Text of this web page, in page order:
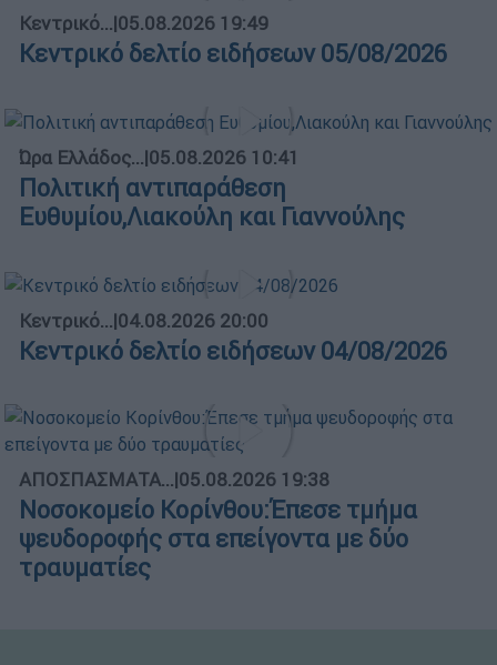
Κεντρικό...|05.08.2026 19:49
Κεντρικό δελτίο ειδήσεων 05/08/2026
Ώρα Ελλάδος...|05.08.2026 10:41
Πολιτική αντιπαράθεση
Ευθυμίου,Λιακούλη και Γιαννούλης
Κεντρικό...|04.08.2026 20:00
Κεντρικό δελτίο ειδήσεων 04/08/2026
ΑΠΟΣΠΑΣΜΑΤΑ...|05.08.2026 19:38
Νοσοκομείο Κορίνθου:Έπεσε τμήμα
ψευδοροφής στα επείγοντα με δύο
τραυματίες